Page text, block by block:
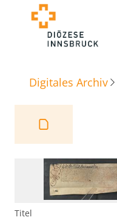
Digitales Archiv
Titel